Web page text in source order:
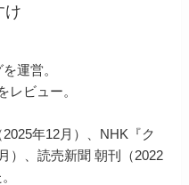
け
運営。
レビュー。
年12月）、NHK『ク
）、読売新聞 朝刊（2022